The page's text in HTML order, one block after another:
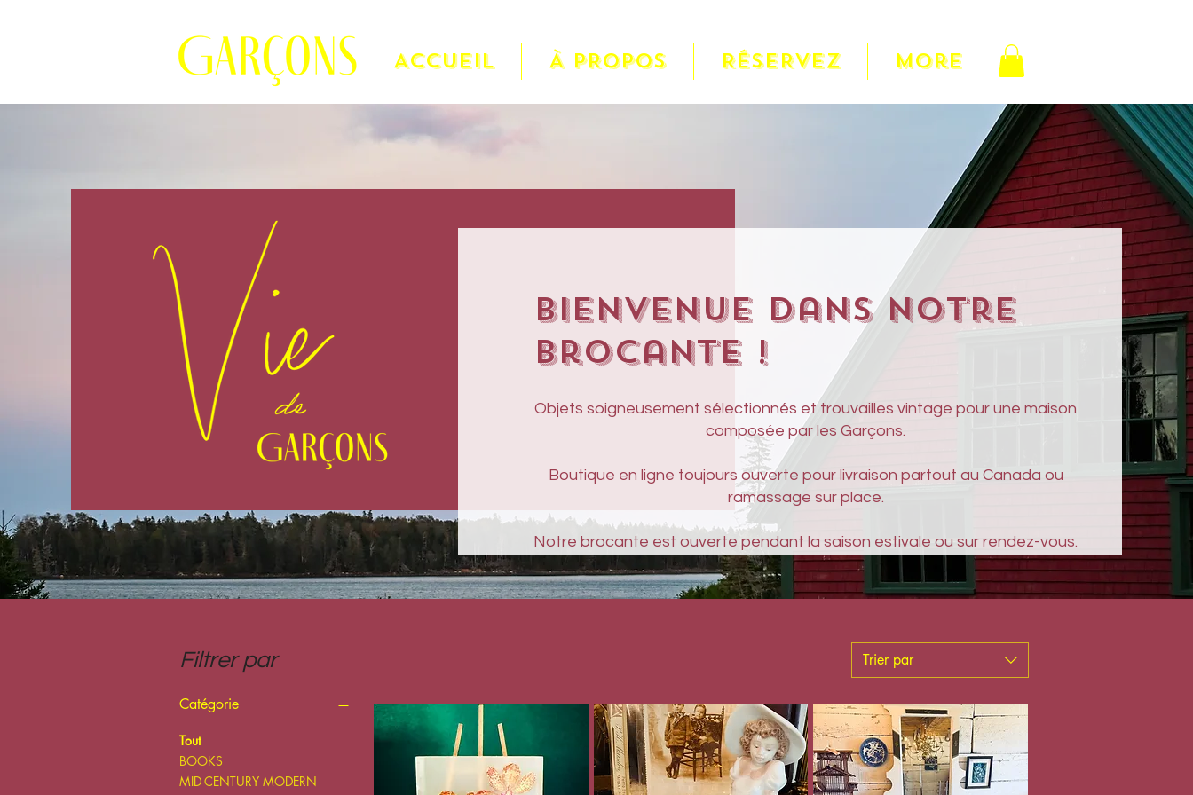
ACCUEIL À PROPOS RÉSERVEZ More
Bienvenue dans notre
Brocante !
Objets soigneusement sélectionnés et trouvailles vintage pour une maison
composée par les Garçons.
Boutique en ligne toujours ouverte pour livraison partout au Canada ou
ramassage sur place.
Notre brocante est ouverte pendant la saison estivale ou sur rendez-vous.
Filtrer par
Catégorie
Tout
BOOKS
MID-CENTURY MODERN
Trier par